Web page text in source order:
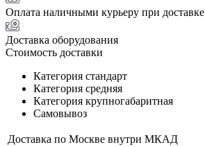
Оплата наличными курьеру при доставке
Доставка оборудования
Стоимость доставки
Категория стандарт
Категория средняя
Категория крупногабаритная
Самовывоз
Доставка по Москве внутри МКАД